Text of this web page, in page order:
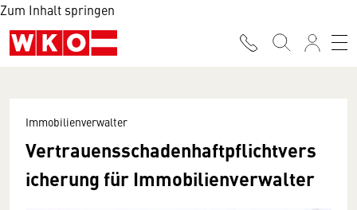
Zum Inhalt springen
Immobilienverwalter
Vertrauensschadenhaftpflichtvers
icherung für Immobilienverwalter